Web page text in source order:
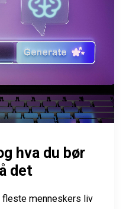
hva du bør
det
fleste menneskers liv